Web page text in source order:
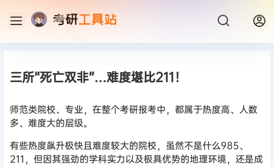
三所“死亡双非”…难度堪比211！
师范类院校、专业，在整个考研报考中，都属于热度高、人数
多、难度大的层级。
有些热度飙升极快且难度较大的院校，虽然不是什么985、
211，但因其强劲的学科实力以及极具优势的地理环境，还是成